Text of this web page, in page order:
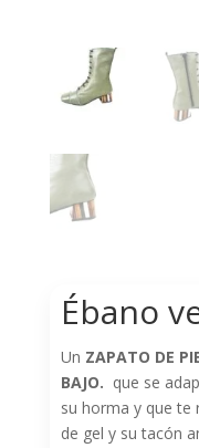
Ébano
Un ZAPATO DE
BAJO. que se
su horma y que te
de gel y su tacón